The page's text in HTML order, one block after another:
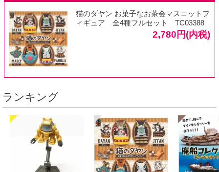
猫のダヤン お菓子なお茶会マスコットフ
ィギュア 全4種フルセット TC03388
2,780円(内税)
ランキング